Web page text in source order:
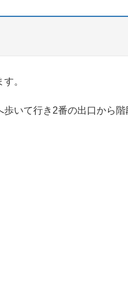
。
いて行き2番の出口から階